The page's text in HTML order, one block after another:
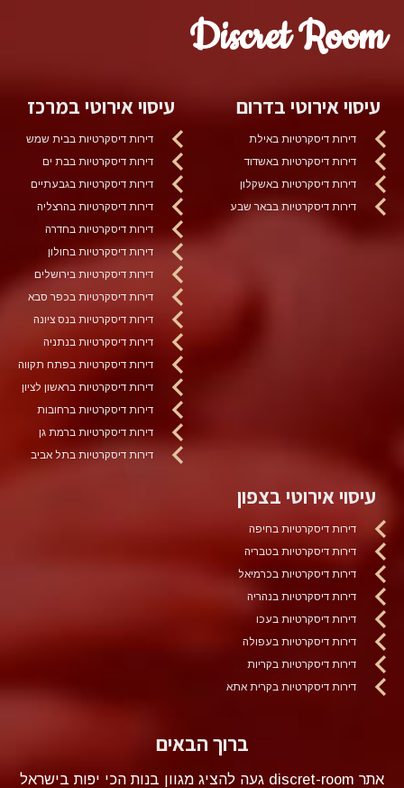
Discret Room
עיסוי אירוטי בדרום
דירות דיסקרטיות באילת
דירות דיסקרטיות באשדוד
דירות דיסקרטיות באשקלון
דירות דיסקרטיות בבאר שבע
עיסוי אירוטי במרכז
דירות דיסקרטיות בבית שמש
דירות דיסקרטיות בבת ים
דירות דיסקרטיות בגבעתיים
דירות דיסקרטיות בהרצליה
דירות דיסקרטיות בחדרה
דירות דיסקרטיות בחולון
דירות דיסקרטיות בירושלים
דירות דיסקרטיות בכפר סבא
דירות דיסקרטיות בנס ציונה
דירות דיסקרטיות בנתניה
דירות דיסקרטיות בפתח תקווה
דירות דיסקרטיות בראשון לציון
דירות דיסקרטיות ברחובות
דירות דיסקרטיות ברמת גן
דירות דיסקרטיות בתל אביב
עיסוי אירוטי בצפון
דירות דיסקרטיות בחיפה
דירות דיסקרטיות בטבריה
דירות דיסקרטיות בכרמיאל
דירות דיסקרטיות בנהריה
דירות דיסקרטיות בעכו
דירות דיסקרטיות בעפולה
דירות דיסקרטיות בקריות
דירות דיסקרטיות בקרית אתא
ברוך הבאים
אתר discret-room געה להציג מגוון בנות הכי יפות בישראל